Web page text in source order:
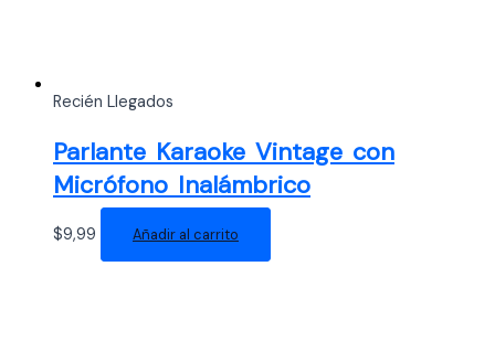
Recién Llegados
Parlante Karaoke Vintage con
Micrófono Inalámbrico
$9,99 Añadir al carrito